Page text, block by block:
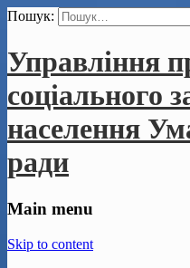
Пошук:
Управління
соціального
населення
ради
Main menu
Skip to content